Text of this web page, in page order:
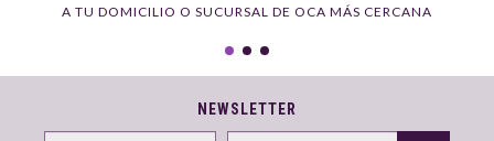
A TU DOMICILIO O SUCURSAL DE OCA MÁS CERCANA
NEWSLETTER